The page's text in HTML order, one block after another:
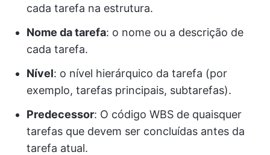
cada tarefa na estrutura.
Nome da tarefa: o nome ou a descrição de
cada tarefa.
Nível: o nível hierárquico da tarefa (por
exemplo, tarefas principais, subtarefas).
Predecessor: O código WBS de quaisquer
tarefas que devem ser concluídas antes da
tarefa atual.